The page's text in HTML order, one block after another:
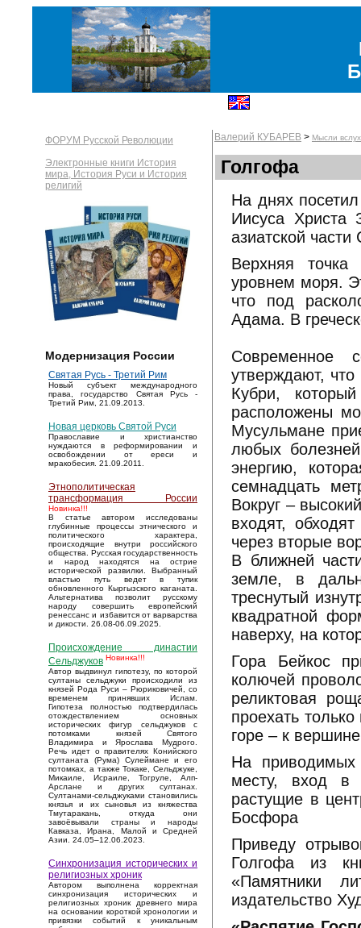
ФОРУМ Русской Революции
Электронные книги История
мира, История Руси и История
религий
Модернизация России
Святая Русь - Третий Рим
Новый субъект международного
права, государство Святая Русь -
Третий Рим, 21.09.2013.
Новая церковь Святой Руси
Православие и христианство
нуждаются в реформировании и
освобождении от ереси и
мракобесия. 21.09.2011.
Этнополитическая
трансформация России
Новинка!!!
В статье автором исследованы
глубинные процессы этнического и
политического характера,
происходящие внутри российского
общества. Русская государственность
и народ находятся на острие
исторической развилки. Выбранный
властью путь ведет в тупик
обновленного Кыргызского каганата.
Альтернатива позволит русскому
народу совершить европейский
ренессанс и избавится от варварства
и дикости. 26.08-06.09.2025.
Происхождение династии
Сельджуков Новинка!!!
Автор выдвинул гипотезу, по которой
султаны сельджуки происходили из
князей Рода Руси – Рюриковичей, со
временем принявших Ислам.
Гипотеза полностью подтвердилась
отождествлением основных
исторических фигур сельджуков с
потомками князей Святого
Владимира и Ярослава Мудрого.
Речь идет о правителях Конийского
султаната (Рума) Сулеймане и его
потомках, а также Токаке, Сельджуке,
Микаиле, Исраиле, Тогруле, Алп-
Арслане и других султанах.
Султанами-сельджуками становились
князья и их сыновья из княжества
Тмутаракань, откуда они
завоёвывали страны и народы
Кавказа, Ирана, Малой и Средней
Азии. 24.05–12.06.2023.
Синхронизация исторических и
религиозных хроник
Автором выполнена корректная
синхронизация исторических и
религиозных хроник древнего мира
на основании короткой хронологии и
привязки событий к уникальным
Валерий КУБАРЕВ > Мысли
Голгофа
На днях
Иисуса Христа
азиатской
Верхняя
уровнем моря.
что под
Адама. В
Современное
утверждают,
Кубри,
расположены
Мусульмане
любых
энергию,
семнадцать
Вокруг –
входят,
через вторые
В ближней
земле, в
треснутый
квадратной
наверху, на
Гора Бейкос
колючей
реликтовая
проехать
горе – к
На приводимых
месту, вход в
растущие в
Босфора
Приведу
Голгофа из
«Памятники
издательство